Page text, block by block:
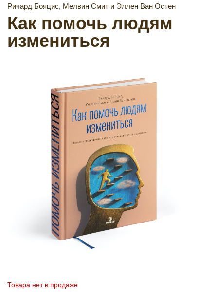
Ричард Бояцис, Мелвин Смит и Эллен Ван Остен
Как помочь людям
измениться
Товара нет в продаже